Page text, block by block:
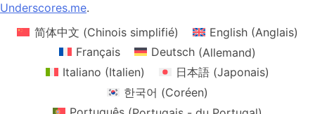
chosen
on
the
product
Underscores.me.
简体中文 (Chinois simplifié) English(Anglais)
Français
Deutsch (Allemand)
Italiano (Italien) 日本語 (Japonais)
한국어 (Coréen)